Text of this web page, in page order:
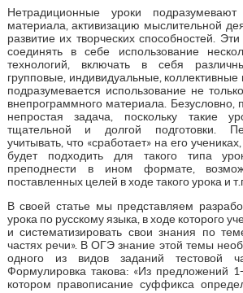
Нетрадиционные уроки
материала, активизацию мыслительной
развитие их творческих способностей.
соединять в себе использование
технологий, включать в себя
групповые, индивидуальные, коллективные
подразумевается использование не
внепрограммного материала. Безусловно,
непростая задача, поскольку такие
тщательной и долгой подготовки.
учитывать, что «сработает» на его
будет подходить для такого типа
преподнести в ином формате,
поставленных целей в ходе такого урока и
В своей статье мы представляем
урока по русскому языка, в ходе которого
и систематизировать свои знания по
частях речи». В ОГЭ знание этой темы
одного из видов заданий тестовой
Формулировка такова: «Из предложений
котором правописание суффикса